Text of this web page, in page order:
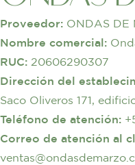
Proveedor: ONDAS DE
Nombre comercial:
RUC: 20606290307
Dirección del
Saco Oliveros 171,
Teléfono de atención:
Correo de atención al